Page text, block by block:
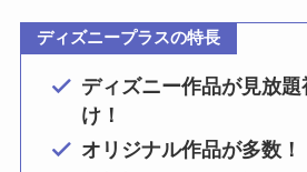
ディズニープラスの特長
ディズニー作品が見放
け！
オリジナル作品が多数！